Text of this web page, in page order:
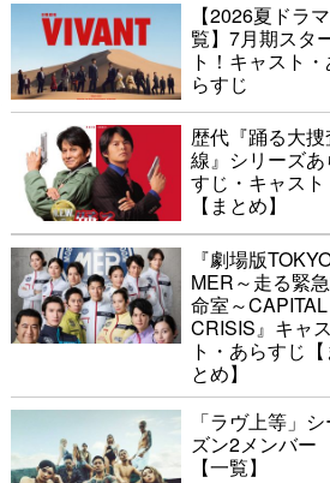
【2026夏ドラ
覧】7月期スタ
ト！キャスト・
らすじ
歴代『踊る大捜
線』シリーズあ
すじ・キャスト
【まとめ】
『劇場版
MER～走る緊
命室～CAPITAL
CRISIS』キャス
ト・あらすじ【
とめ】
「ラヴ上等」
ズン2メンバー
【一覧】